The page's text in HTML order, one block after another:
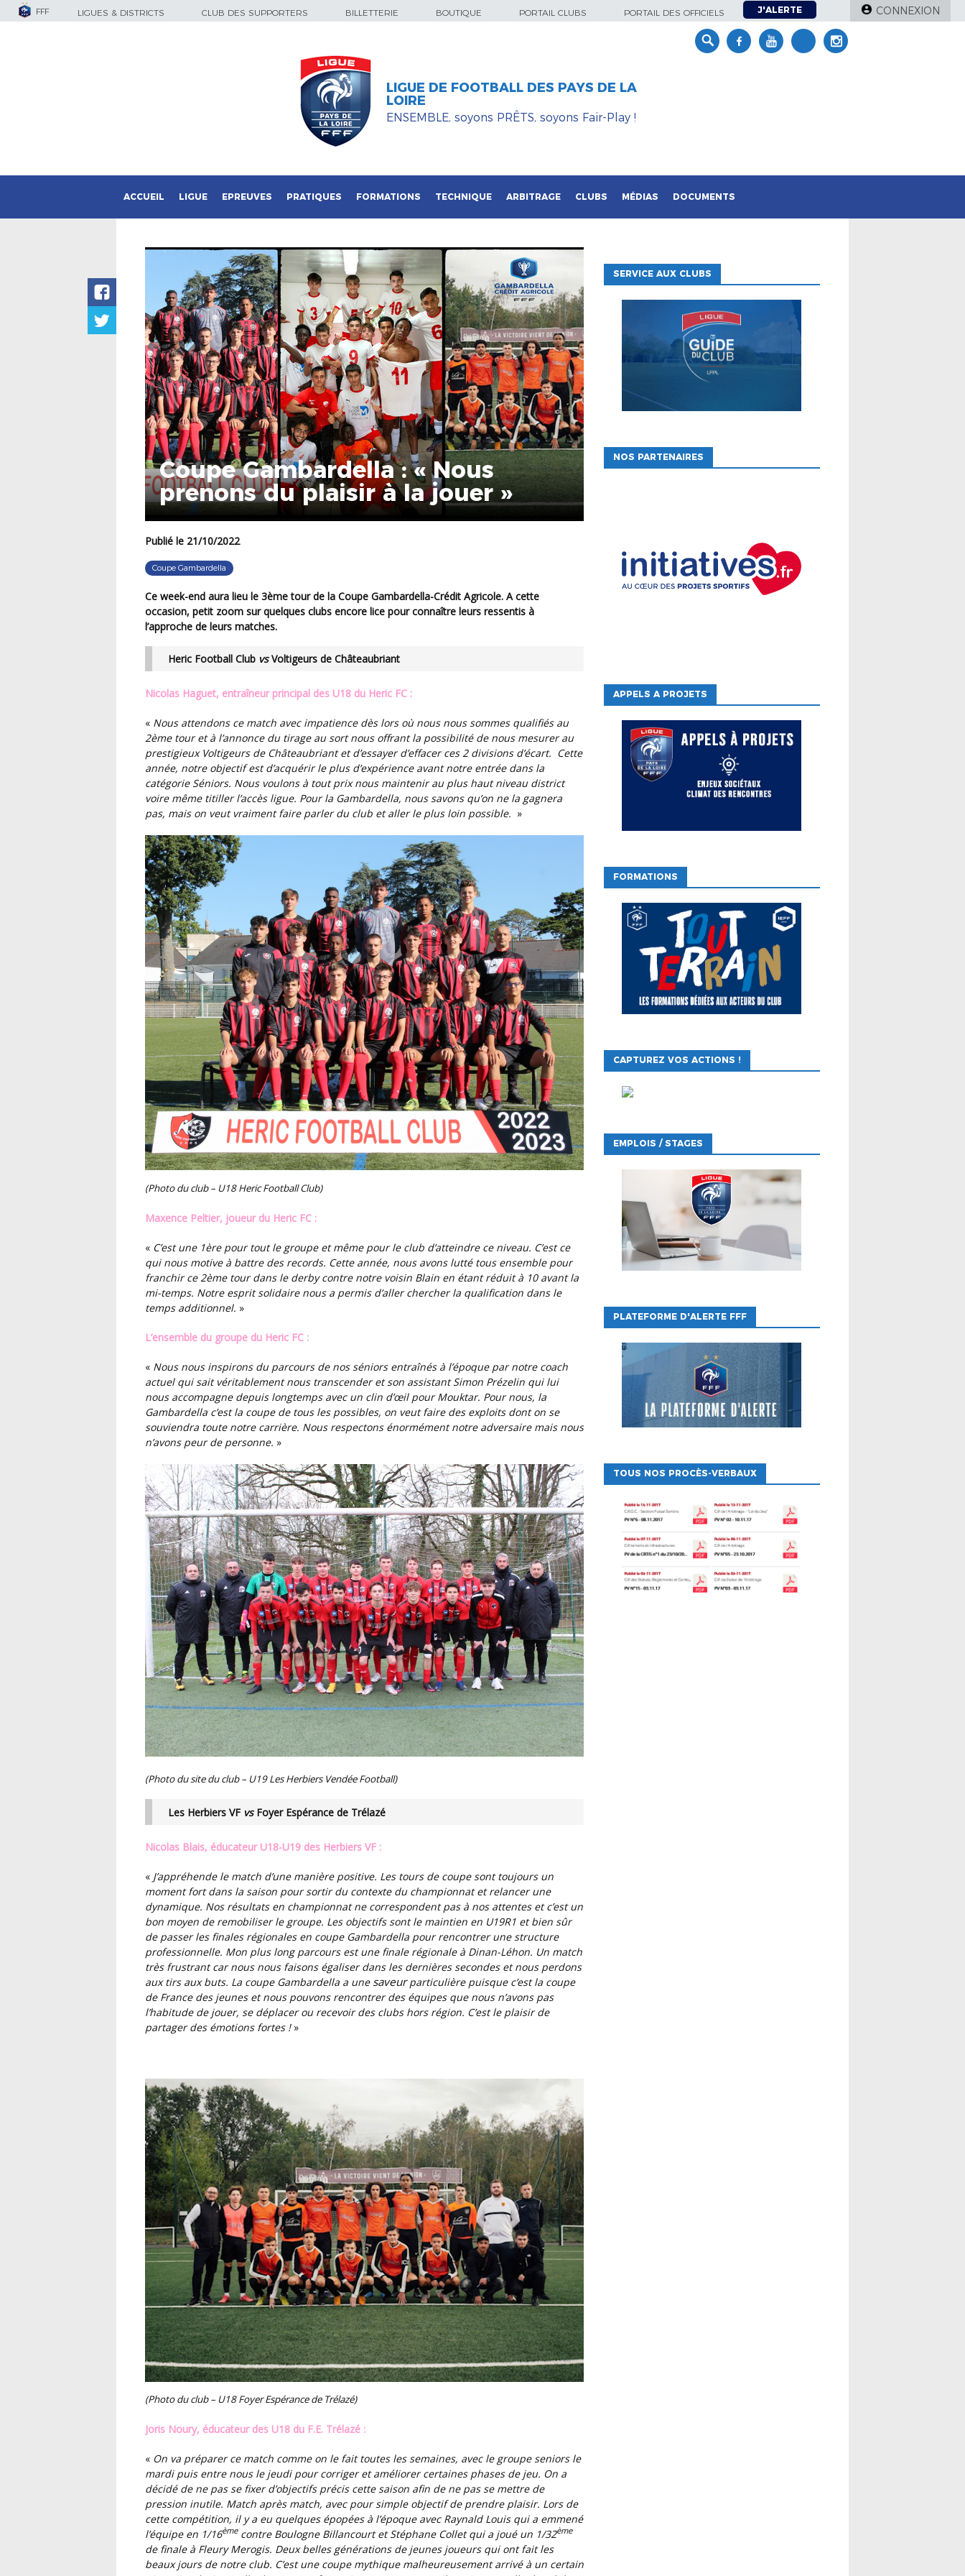
FFF LIGUES & DISTRICTS CLUB DES SUPPORTERS BILLETTERIE BOUTIQUE PORTAIL CLUBS PORTAIL DES OFFICIELS J'ALERTE CONNEXION
LIGUE DE FOOTBALL DES PAYS DE LA
LOIRE
ENSEMBLE, soyons PRÊTS, soyons Fair-Play !
ACCUEIL LIGUE EPREUVES PRATIQUES FORMATIONS TECHNIQUE ARBITRAGE CLUBS MÉDIAS DOCUMENTS
Coupe Gambardella : « Nous
prenons du plaisir à la jouer »
Publié le 21/10/2022
Coupe Gambardella
Ce week-end aura lieu le 3ème tour de la Coupe Gambardella-Crédit Agricole. A cette
occasion, petit zoom sur quelques clubs encore lice pour connaître leurs ressentis à
l’approche de leurs matches.
Heric Football Club vsVoltigeurs de Châteaubriant
Nicolas Haguet, entraîneur principal des U18 du Heric FC :
« Nous attendons ce match avec impatience dès lors où nous nous sommes qualifiés au
2ème tour et à l’annonce du tirage au sort nous offrant la possibilité de nous mesurer au
prestigieux Voltigeurs de Châteaubriant et d’essayer d’effacer ces 2 divisions d’écart. Cette
année, notre objectif est d’acquérir le plus d’expérience avant notre entrée dans la
catégorie Séniors. Nous voulons à tout prix nous maintenir au plus haut niveau district
voire même titiller l’accès ligue. Pour la Gambardella, nous savons qu’on ne la gagnera
pas, mais on veut vraiment faire parler du club et aller le plus loin possible. »
(Photo du club – U18 Heric Football Club)
Maxence Peltier, joueur du Heric FC :
« C’est une 1ère pour tout le groupe et même pour le club d’atteindre ce niveau. C’est ce
qui nous motive à battre des records. Cette année, nous avons lutté tous ensemble pour
franchir ce 2ème tour dans le derby contre notre voisin Blain en étant réduit à 10 avant la
mi-temps. Notre esprit solidaire nous a permis d’aller chercher la qualification dans le
temps additionnel. »
L’ensemble du groupe du Heric FC :
« Nous nous inspirons du parcours de nos séniors entraînés à l’époque par notre coach
actuel qui sait véritablement nous transcender et son assistant Simon Prézelin qui lui
nous accompagne depuis longtemps avec un clin d’œil pour Mouktar. Pour nous, la
Gambardella c’est la coupe de tous les possibles, on veut faire des exploits dont on se
souviendra toute notre carrière. Nous respectons énormément notre adversaire mais nous
n’avons peur de personne. »
(Photo du site du club – U19 Les Herbiers Vendée Football)
Les Herbiers VF vsFoyer Espérance de Trélazé
Nicolas Blais, éducateur U18-U19 des Herbiers VF :
« J’appréhende le match d’une manière positive. Les tours de coupe sont toujours un
moment fort dans la saison pour sortir du contexte du championnat et relancer une
dynamique. Nos résultats en championnat ne correspondent pas à nos attentes et c’est un
bon moyen de remobiliser le groupe. Les objectifs sont le maintien en U19R1 et bien sûr
de passer les finales régionales en coupe Gambardella pour rencontrer une structure
professionnelle. Mon plus long parcours est une finale régionale à Dinan-Léhon. Un match
très frustrant car nous nous faisons égaliser dans les dernières secondes et nous perdons
aux tirs aux buts. La coupe Gambardella a une saveurparticulière puisque c’est la coupe
de France des jeunes et nous pouvons rencontrer des équipes que nous n’avons pas
l’habitude de jouer, se déplacer ou recevoir des clubs hors région. C’est le plaisir de
partager des émotions fortes !»
(Photo du club – U18 Foyer Espérance de Trélazé)
Joris Noury, éducateur des U18 du F.E. Trélazé :
« On va préparer ce match comme on le fait toutes les semaines, avec le groupe seniors le
mardi puis entre nous le jeudi pour corriger et améliorer certaines phases de jeu. On a
décidé de ne pas se fixer d’objectifs précis cette saison afin de ne pas se mettre de
pression inutile. Match après match, avec pour simple objectif de prendre plaisir. Lors de
cette compétition, il y a eu quelques épopées à l’époque avec Raynald Louis qui a emmené
l’équipe en 1/16èmecontre Boulogne Billancourt et Stéphane Collet qui a joué un 1/32ème
de finale à Fleury Merogis. Deux belles générations de jeunes joueurs qui ont fait les
beaux jours de notre club. C’est une coupe mythique malheureusement arrivé à un certain
SERVICE AUX CLUBS
NOS PARTENAIRES
APPELS A PROJETS
FORMATIONS
CAPTUREZ VOS ACTIONS !
EMPLOIS / STAGES
PLATEFORME D'ALERTE FFF
TOUS NOS PROCÈS-VERBAUX